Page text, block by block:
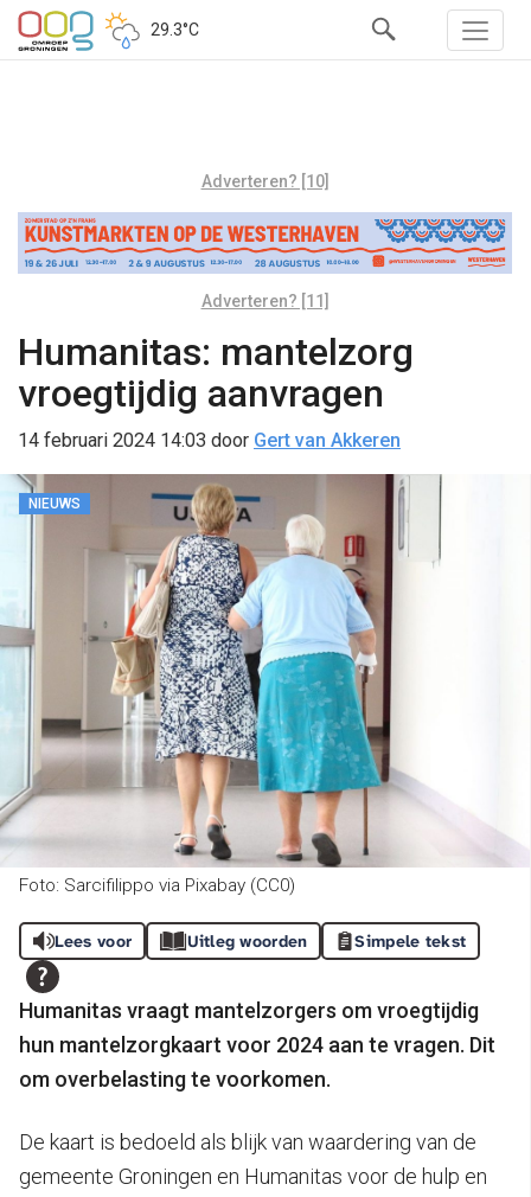
29.3°C
Adverteren? [10]
Adverteren? [11]
Humanitas: mantelzorg
vroegtijdig aanvragen
14 februari 2024 14:03 door Gert van Akkeren
NIEUWS
Foto: Sarcifilippo via Pixabay (CC0)
Lees voor Uitleg woorden Simpele tekst
Humanitas vraagt mantelzorgers om vroegtijdig
hun mantelzorgkaart voor 2024 aan te vragen. Dit
om overbelasting te voorkomen.
De kaart is bedoeld als blijk van waardering van de
gemeente Groningen en Humanitas voor de hulp en